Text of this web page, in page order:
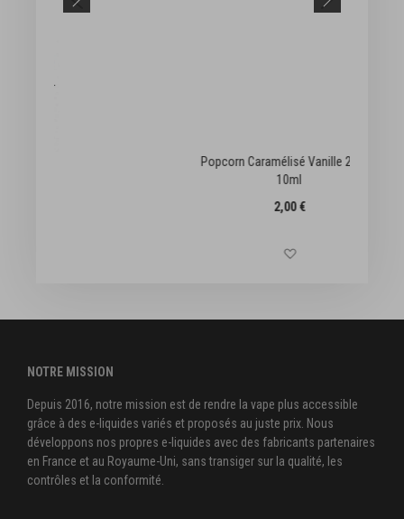
Popcorn Caramélisé Vanille 2OUF -
Ajouter à la liste d'achats
NOTRE MISSION
Depuis 2016, notre mission est de rendre la vape plus accessible
grâce à des e-liquides variés et proposés au juste prix. Nous
développons nos propres e-liquides avec des fabricants partenaires
en France et au Royaume-Uni, sans transiger sur la qualité, les
contrôles et la conformité.